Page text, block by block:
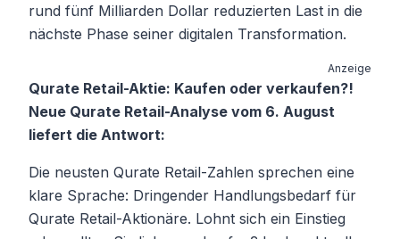
rund fünf Milliarden Dollar reduzierten Last in die
nächste Phase seiner digitalen Transformation.
Anzeige
Qurate Retail-Aktie: Kaufen oder verkaufen?!
Neue Qurate Retail-Analyse vom 6. August
liefert die Antwort:
Die neusten Qurate Retail-Zahlen sprechen eine
klare Sprache: Dringender Handlungsbedarf für
Qurate Retail-Aktionäre. Lohnt sich ein Einstieg